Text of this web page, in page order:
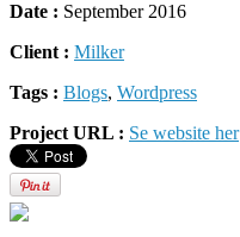
Date : September 2016
Client : Milker
Tags : Blogs, Wordpress
Project URL : Se website her